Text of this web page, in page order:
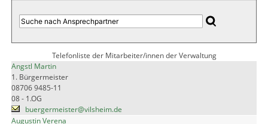
Telefonliste der Mitarbeiter/innen der Verwaltung
Angstl Martin
1. Bürgermeister
08706 9485-11
08 - 1.OG
buergermeister@vilsheim.de
Augustin Verena